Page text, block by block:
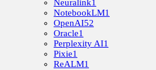
Neuralink1
NotebookLM1
OpenAI52
Oracle1
Perplexity AI1
Pixie1
ReALM1